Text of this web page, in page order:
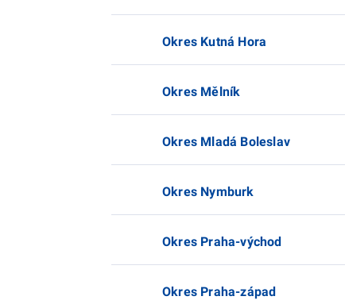
Okres Kutná Hora
Okres Mělník
Okres Mladá Boleslav
Okres Nymburk
Okres Praha-východ
Okres Praha-západ